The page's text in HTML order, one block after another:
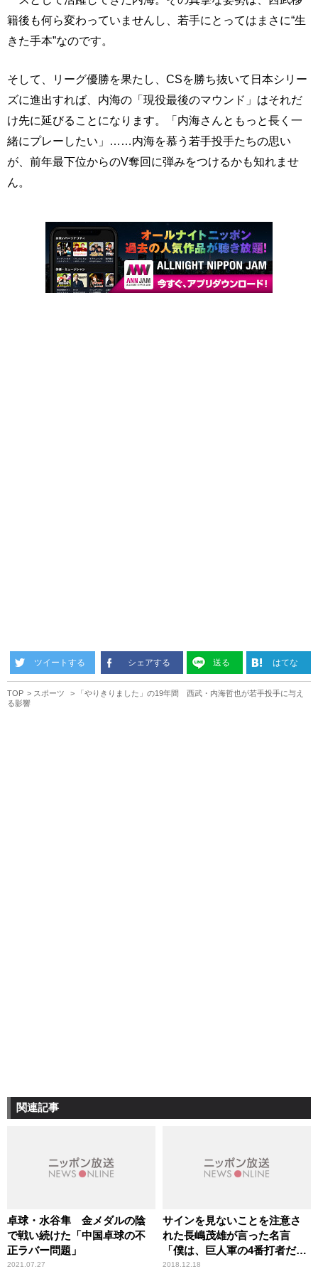
籍後も何ら変わっていませんし、若手にとってはまさに“生
きた手本”なのです。
そして、リーグ優勝を果たし、CSを勝ち抜いて日本シリー
ズに進出すれば、内海の「現役最後のマウンド」はそれだ
け先に延びることになります。「内海さんともっと長く一
緒にプレーしたい」……内海を慕う若手投手たちの思い
が、前年最下位からのV奪回に弾みをつけるかも知れませ
ん。
ツイートする シェアする 送る はてな
TOP スポーツ
「やりきりました」の19年間 西武・内海哲也が若手投手に与え
る影響
関連記事
卓球・水谷隼 金メダルの陰
で戦い続けた「中国卓球の不
正ラバー問題」
2021.07.27
サインを見ないことを注意さ
れた長嶋茂雄が言った名言
「僕は、巨人軍の4番打者だ
よ。サインなんて、“打て”以
2018.12.18